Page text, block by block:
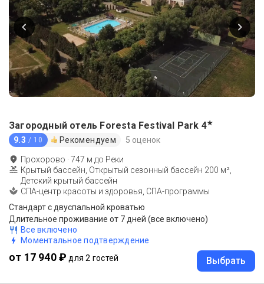
Загородный отель Foresta Festival Park 4★
9.3 / 10 Рекомендуем 5 оценок
Прохорово ·747 м до Реки
Крытый бассейн, Открытый сезонный бассейн 200 м²,
Детский крытый бассейн
СПА-центр красоты и здоровья, СПА-программы
Стандарт с двуспальной кроватью
Длительное проживание от 7 дней (все включено)
Все включено
Моментальное подтверждение
от 17 940 ₽ для 2 гостей Выбрать